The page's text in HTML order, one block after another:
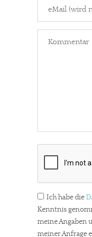
Ich habe die
Kenntnis
meine Angaben
meiner Anfrage